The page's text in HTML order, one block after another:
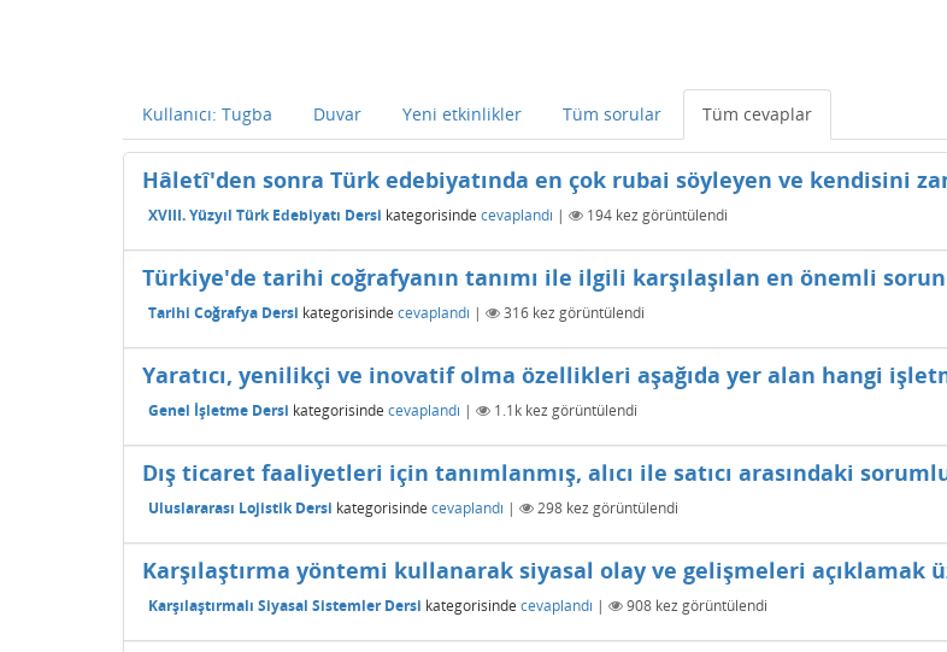
Kullanıcı: Tugba Duvar Yeni etkinlikler Tüm sorular Tüm cevaplar
Hâletî'den sonra Türk edebiyatında en çok rubai söyleyen ve kendisini
XVIII. Yüzyıl Türk Edebiyatı Dersi kategorisinde cevaplandı | 194 kez görüntülendi
Türkiye'de tarihi coğrafyanın tanımı ile ilgili karşılaşılan en önemli
Tarihi Coğrafya Dersi kategorisinde cevaplandı | 316 kez görüntülendi
Yaratıcı, yenilikçi ve inovatif olma özellikleri aşağıda yer alan hangi
Genel İşletme Dersi kategorisinde cevaplandı | 1.1k kez görüntülendi
Dış ticaret faaliyetleri için tanımlanmış, alıcı ile satıcı arasındaki
Uluslararası Lojistik Dersi kategorisinde cevaplandı | 298 kez görüntülendi
Karşılaştırma yöntemi kullanarak siyasal olay ve gelişmeleri açıklamak
Karşılaştırmalı Siyasal Sistemler Dersi kategorisinde cevaplandı | 908 kez görüntülendi